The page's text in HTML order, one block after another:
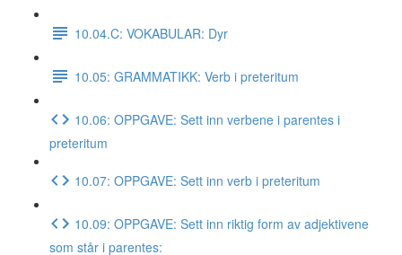
10.04.C: VOKABULAR: Dyr
10.05: GRAMMATIKK: Verb i preteritum
10.06: OPPGAVE: Sett inn verbene i parentes i
preteritum
10.07: OPPGAVE: Sett inn verb i preteritum
10.09: OPPGAVE: Sett inn riktig form av adjektivene
som står i parentes: